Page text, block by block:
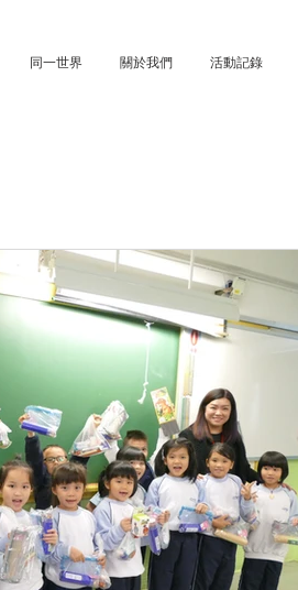
同一世界 關於我們 活動記錄